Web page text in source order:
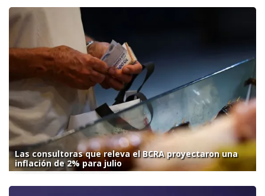
Las consultoras que releva el BCRA proyectaron una
inflación de 2% para julio